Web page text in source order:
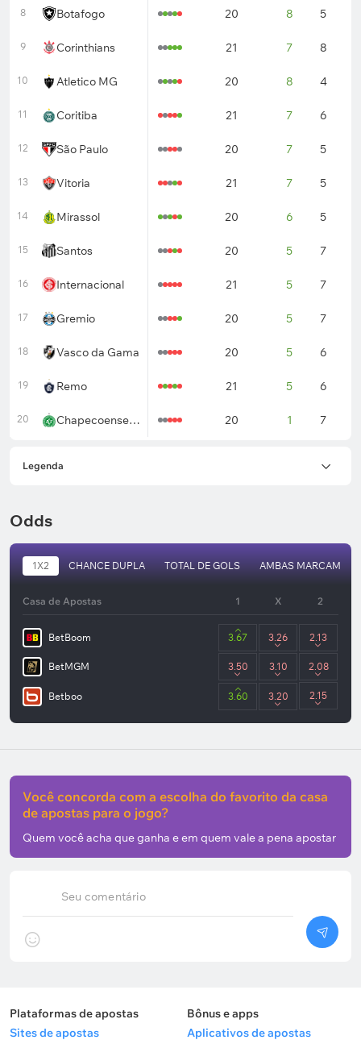
8 Botafogo 20 8 5
9 Corinthians 21 7 8
10 Atletico MG 20 8 4
11 Coritiba 21 7 6
12 São Paulo 20 7 5
13 Vitoria 21 7 5
14 Mirassol 20 6 5
15 Santos 20 5 7
16 Internacional 21 5 7
17 Gremio 20 5 7
18 Vasco da Gama 20 5 6
19 Remo 21 5 6
20 Chapecoense AF 20 1 7
Legenda
Odds
1X2 CHANCE DUPLA TOTAL DE GOLS AMBAS MARCAM
Casa de Apostas 1 X 2
BetBoom 3.67 3.26 2.13
BetMGM 3.50 3.10 2.08
Betboo 3.60 3.20 2.15
Seu comentário
Você concorda com a escolha do favorito da casa
de apostas para o jogo?
Quem você acha que ganha e em quem vale a pena apostar
Plataformas de apostas
Sites de apostas
Bônus e apps
Aplicativos de apostas